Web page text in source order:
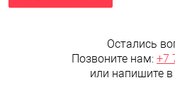
Остались
Позвоните нам: +7
или напишите в